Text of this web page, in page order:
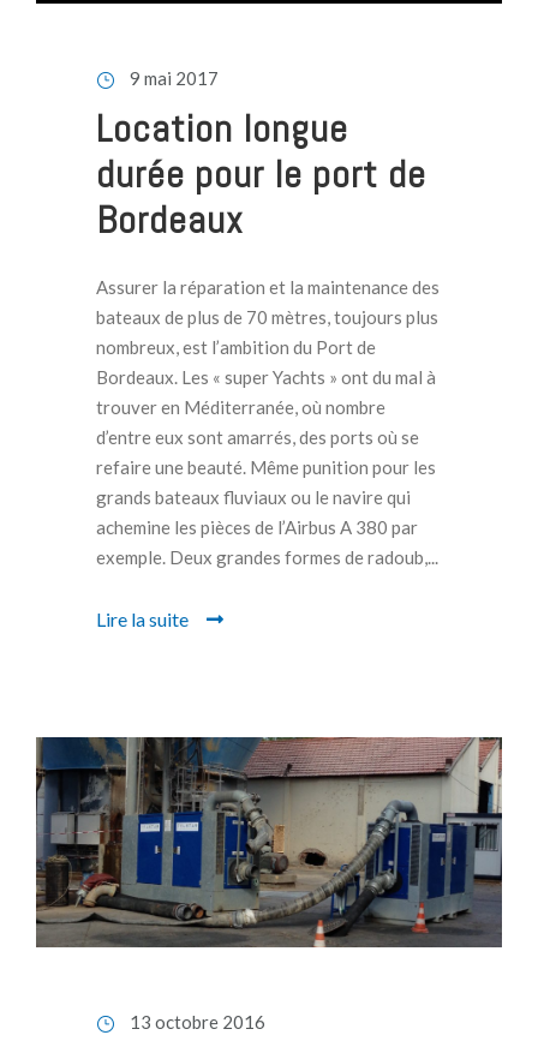
9 mai 2017
Location longue
durée pour le port de
Bordeaux
Assurer la réparation et la maintenance des
bateaux de plus de 70 mètres, toujours plus
nombreux, est l’ambition du Port de
Bordeaux. Les « super Yachts » ont du mal à
trouver en Méditerranée, où nombre
d’entre eux sont amarrés, des ports où se
refaire une beauté. Même punition pour les
grands bateaux fluviaux ou le navire qui
achemine les pièces de l’Airbus A 380 par
exemple. Deux grandes formes de radoub,...
Lire la suite
13 octobre 2016